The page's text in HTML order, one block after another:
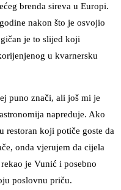
brenda sireva u Europi.
nakon što je osvojio
je to slijed koji
u kvarnersku
puno znači, ali još mi je
napreduje. Ako
restoran koji potiče goste da
onda vjerujem da cijela
je Vunić i posebno
poslovnu priču.